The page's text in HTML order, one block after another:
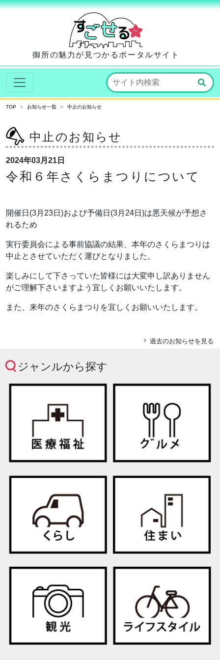
御所の魅力が見つかるポータルサイト
TOP お知らせ一覧 中止のお知らせ
中止のお知らせ
2024年03月21日
令和６年さくらまつりについて
開催日(3月23日)および予備日(3月24日)は悪天候が予想さ
れるため
実行委員会による事前協議の結果、本年のさくらまつりは
中止とさせていただく運びとなりました。
楽しみにして下さっていた皆様には大変申し訳ありません
がご理解下さいますよう宜しくお願いいたします。
また、来年のさくらまつりを宜しくお願いいたします。
過去のお知らせを見る
ジャンルから探す